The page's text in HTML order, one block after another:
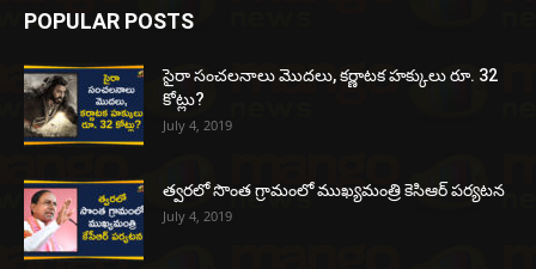
POPULAR POSTS
సైరా సంచలనాలు మొదలు, కర్ణాటక హక్కులు రూ. 32
కోట్లు?
July 4, 2019
త్వరలో సొంత గ్రామంలో ముఖ్యమంత్రి కెసిఆర్ పర్యటన
July 4, 2019